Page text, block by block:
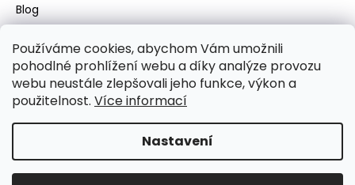
Používáme cookies, abychom Vám umožnili
pohodlné prohlížení webu a díky analýze provozu
webu neustále zlepšovali jeho funkce, výkon a
použitelnost. Více informací
Nastavení
Blog
Kontakt
disamsafety@disamsafety.cz
596 624 947
Sledujte nás na Facebooku